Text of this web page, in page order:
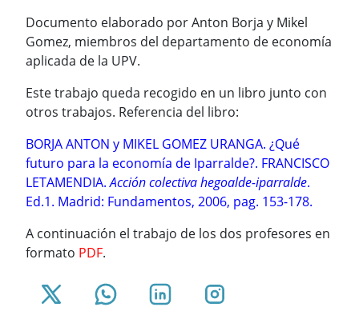
Documento elaborado por Anton Borja y Mikel
Gomez, miembros del departamento de economía
aplicada de la UPV.
Este trabajo queda recogido en un libro junto con
otros trabajos. Referencia del libro:
BORJA ANTON y MIKEL GOMEZ URANGA. ¿Qué
futuro para la economía de Iparralde?. FRANCISCO
LETAMENDIA.Acción colectiva hegoalde-iparralde.
Ed.1. Madrid: Fundamentos, 2006, pag. 153-178.
A continuación el trabajo de los dos profesores en
formato PDF.